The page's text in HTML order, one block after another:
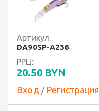
Артикул:
DA90SP-A236
РРЦ:
20.50 BYN
Вход / Регистрация